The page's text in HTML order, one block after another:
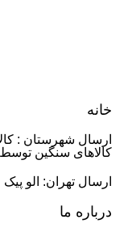
خانه
ارسال شهرستان :
کالاهای سنگین توسط
ارسال تهران: الو
درباره ما